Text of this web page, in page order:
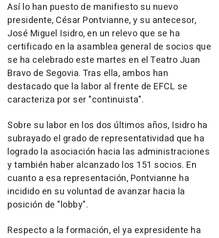
Así lo han puesto de manifiesto su nuevo
presidente, César Pontvianne, y su antecesor,
José Miguel Isidro, en un relevo que se ha
certificado en la asamblea general de socios que
se ha celebrado este martes en el Teatro Juan
Bravo de Segovia. Tras ella, ambos han
destacado que la labor al frente de EFCL se
caracteriza por ser "continuista".
Sobre su labor en los dos últimos años, Isidro ha
subrayado el grado de representatividad que ha
logrado la asociación hacia las administraciones
y también haber alcanzado los 151 socios. En
cuanto a esa representación, Pontvianne ha
incidido en su voluntad de avanzar hacia la
posición de "lobby".
Respecto a la formación, el ya expresidente ha